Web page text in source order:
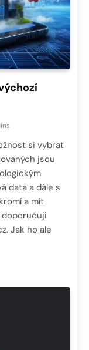
si vybrat
jsou
data a dále s
a mít
doporučuji
Jak ho ale